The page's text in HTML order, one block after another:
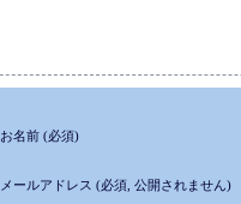
お名前 (必須)
メールアドレス (必須, 公開されません)